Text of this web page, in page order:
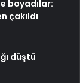
boyadılar:
çakıldı
düştü